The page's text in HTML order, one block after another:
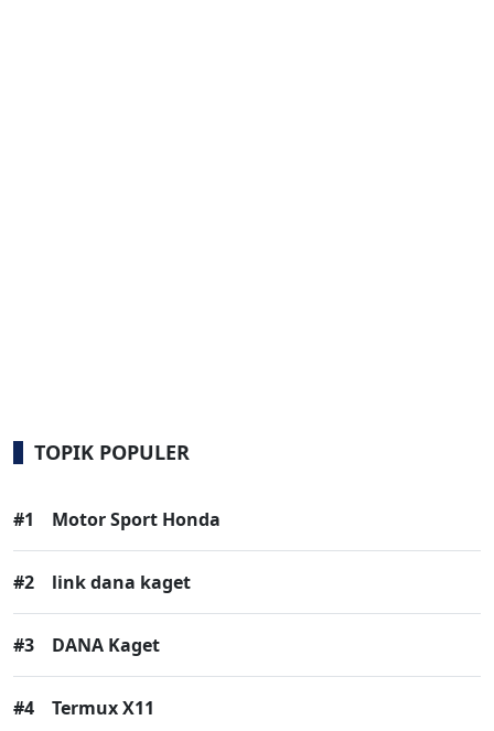
TOPIK POPULER
#1 Motor Sport Honda
#2 link dana kaget
#3 DANA Kaget
#4 Termux X11